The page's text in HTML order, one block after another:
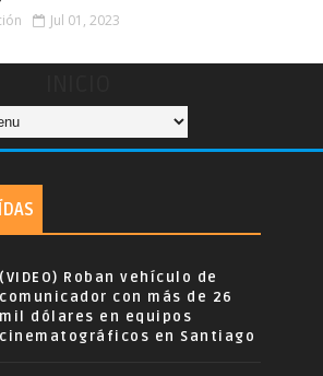
Jul 01, 2023
(VIDEO) Roban vehículo de
comunicador con más de 26
mil dólares en equipos
cinematográficos en Santiago